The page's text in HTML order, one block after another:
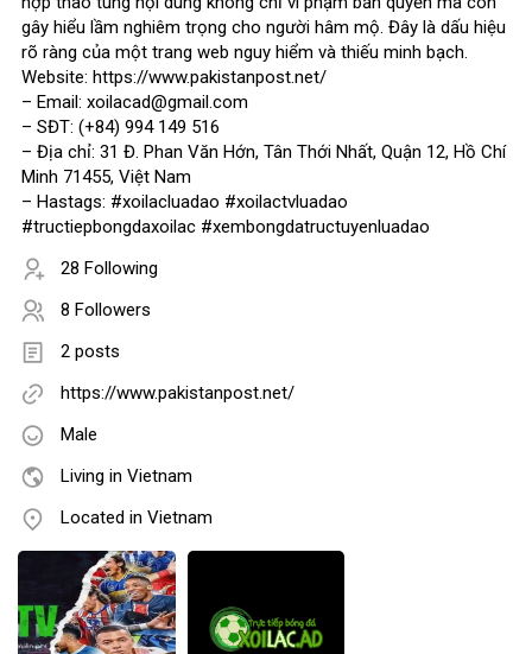
gây hiểu lầm nghiêm trọng cho người hâm mộ. Đây là dấu hiệu
rõ ràng của một trang web nguy hiểm và thiếu minh bạch.
Website: https://www.pakistanpost.net/
– Email: xoilacad@gmail.com
– SĐT: (+84) 994 149 516
– Địa chỉ: 31 Đ. Phan Văn Hớn, Tân Thới Nhất, Quận 12, Hồ Chí
Minh 71455, Việt Nam
– Hastags: #xoilacluadao #xoilactvluadao
#tructiepbongdaxoilac #xembongdatructuyenluadao
28 Following
8 Followers
2 posts
https://www.pakistanpost.net/
Male
Living in Vietnam
Located in Vietnam